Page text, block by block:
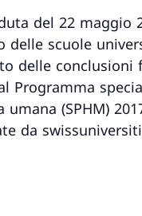
del 22 maggio
delle scuole
delle conclusioni
Programma
umana (SPHM)
da